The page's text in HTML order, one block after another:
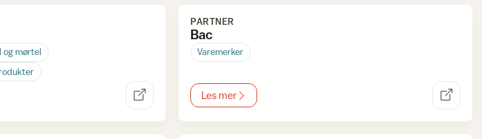
og mørtel
PARTNER
Bac
Varemerker
Les mer